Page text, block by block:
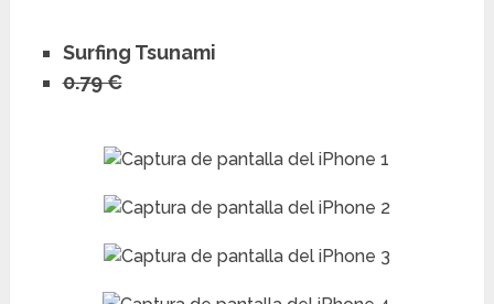
Surfing Tsunami
0.79 €